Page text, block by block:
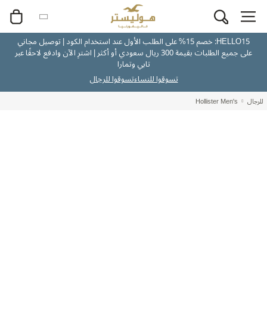
HELLO15: خصم 15% على الطلب الأول عند استخدام الكود | توصيل مجاني
على جميع الطلبات بقيمة 300 ريال سعودي أو أكثر | اشترِ الآن وادفع لاحقًا عبر
تابي وتمارا
تسوقوا للنساءتسوقوا للرجال
للرجال Hollister Men's